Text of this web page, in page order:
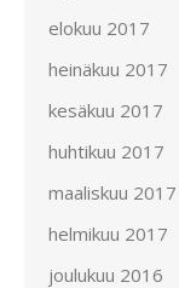
elokuu 2017
heinäkuu 2017
kesäkuu 2017
huhtikuu 2017
maaliskuu 2017
helmikuu 2017
joulukuu 2016